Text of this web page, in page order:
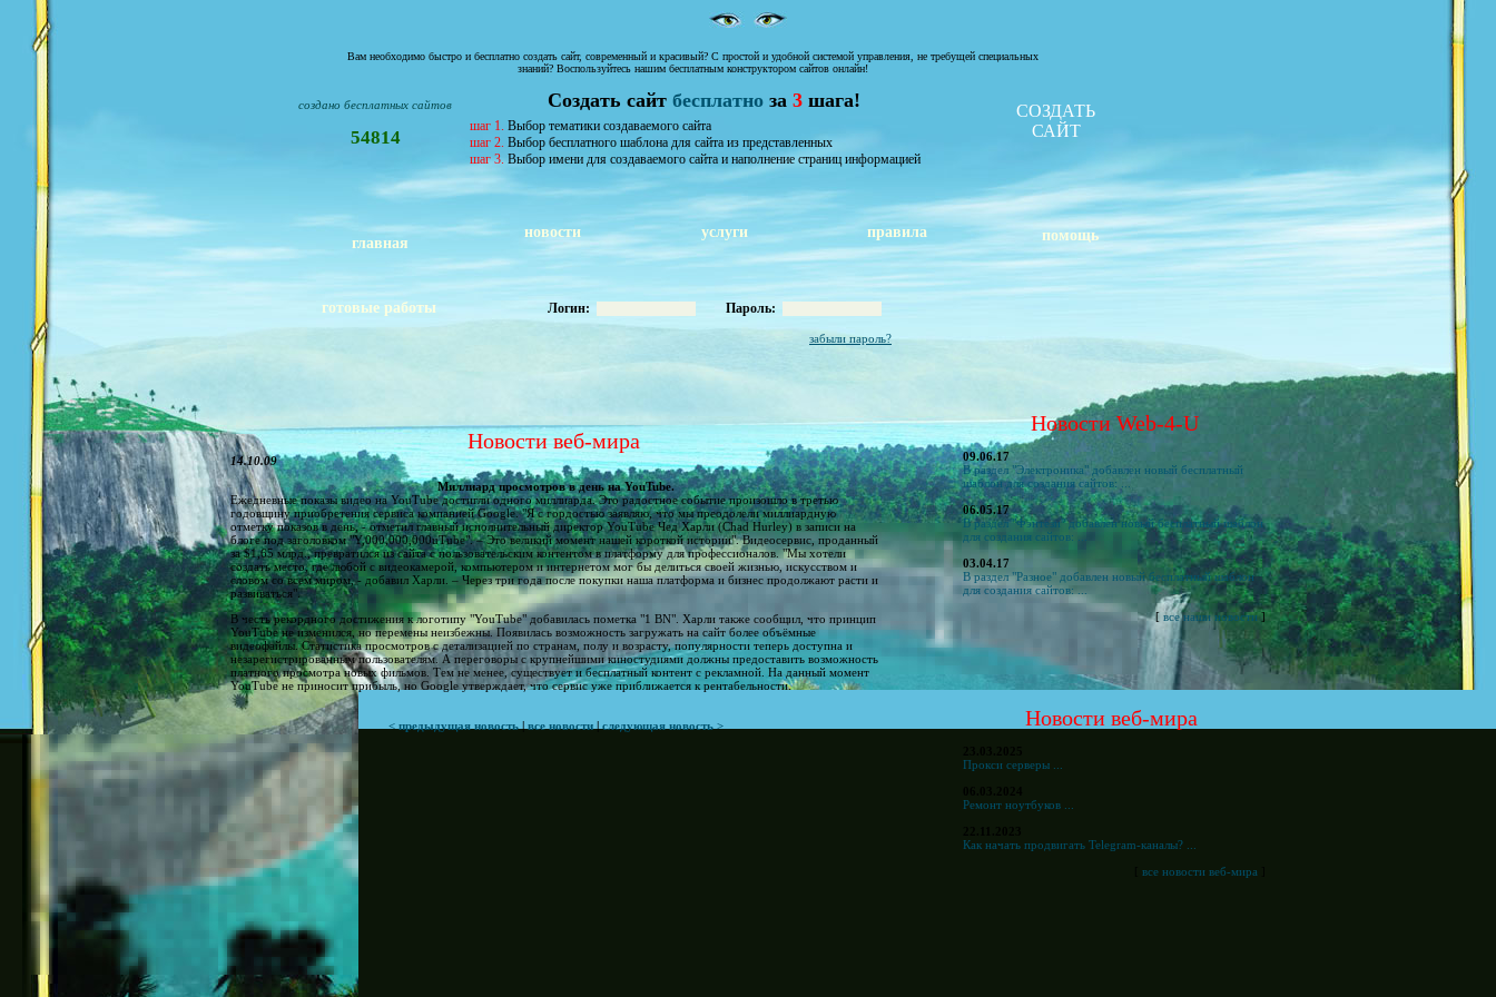
Вам необходимо быстро и бесплатно создать сайт, современный и красивый? С простой и удобной системой управления, не требущей специальных
знаний? Воспользуйтесь нашим бесплатным конструктором сайтов онлайн!
создано бесплатных сайтов
54814
Создать сайт бесплатно за 3 шага!
шаг 1. Выбор тематики создаваемого сайта
шаг 2. Выбор бесплатного шаблона для сайта из представленных
шаг 3.Выбор имени для создаваемого сайта и наполнение страниц информацией
СОЗДАТЬ
САЙТ
готовые работы
главная
новости услуги правила помощь
Логин: Пароль:
забыли пароль?
Новости веб-мира
14.10.09
Миллиард просмотров в день на YouTube.
Ежедневные показы видео на YouTube достигли одного миллиарда. Это радостное событие произошло в третью
годовщину приобретения сервиса компанией Google. "Я с гордостью заявляю, что мы преодолели миллиардную
отметку показов в день, - отметил главный исполнительный директор YouTube Чед Харли (Chad Hurley) в записи на
блоге под заголовком "Y,000,000,000uTube". – Это великий момент нашей короткой истории". Видеосервис, проданный
за $1,65 млрд., превратился из сайта с пользовательским контентом в платформу для профессионалов. "Мы хотели
создать место, где любой с видеокамерой, компьютером и интернетом мог бы делиться своей жизнью, искусством и
словом со всем миром, - добавил Харли. – Через три года после покупки наша платформа и бизнес продолжают расти и
развиваться".
В честь рекордного достижения к логотипу "YouTube" добавилась пометка "1 BN". Харли также сообщил, что принцип
YouTube не изменился, но перемены неизбежны. Появилась возможность загружать на сайт более объёмные
видеофайлы. Статистика просмотров с детализацией по странам, полу и возрасту, популярности теперь доступна и
незарегистрированным пользователям. А переговоры с крупнейшими киностудиями должны предоставить возможность
платного просмотра новых фильмов. Тем не менее, существует и бесплатный контент с рекламной. На данный момент
YouTube не приносит прибыль, но Google утверждает, что сервис уже приближается к рентабельности.
< предыдущая новость | все новости | следующая новость >
Новости Web-4-U
09.06.17
В раздел "Электроника" добавлен новый бесплатный
шаблон для создания сайтов: ...
06.05.17
В раздел "Фэнтези" добавлен новый бесплатный шаблон
для создания сайтов: ...
03.04.17
В раздел "Разное" добавлен новый бесплатный шаблон
для создания сайтов: ...
[ все наши новости]
Новости веб-мира
Прокси серверы ...
Ремонт ноутбуков ...
Как начать продвигать Telegram-каналы? ...
все новости веб-мира